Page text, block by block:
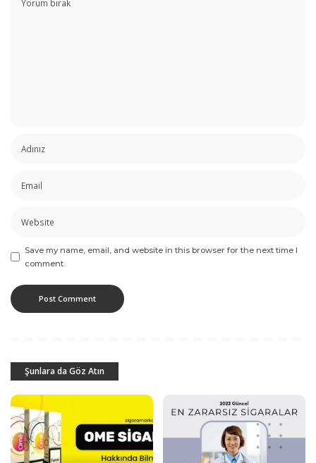
Save my name, email, and website in this browser for the next time I
comment.
Şunlara da Göz Atın